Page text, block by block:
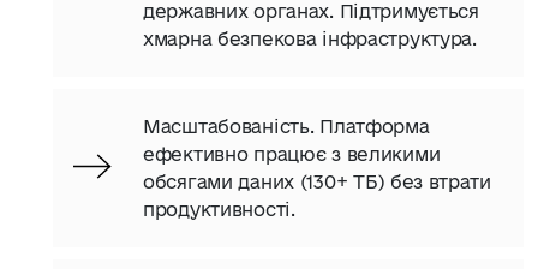
державних органах. Підтримується
хмарна безпекова інфраструктура.
Масштабованість. Платформа
ефективно працює з великими
обсягами даних (130+ ТБ) без втрати
продуктивності.